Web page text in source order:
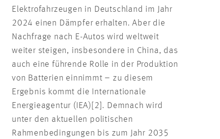
Elektrofahrzeugen in Deutschland im Jahr
2024 einen Dämpfer erhalten. Aber die
Nachfrage nach E-Autos wird weltweit
weiter steigen, insbesondere in China, das
auch eine führende Rolle in der Produktion
von Batterien einnimmt – zu diesem
Ergebnis kommt die Internationale
Energieagentur (IEA)[2]. Demnach wird
unter den aktuellen politischen
Rahmenbedingungen bis zum Jahr 2035